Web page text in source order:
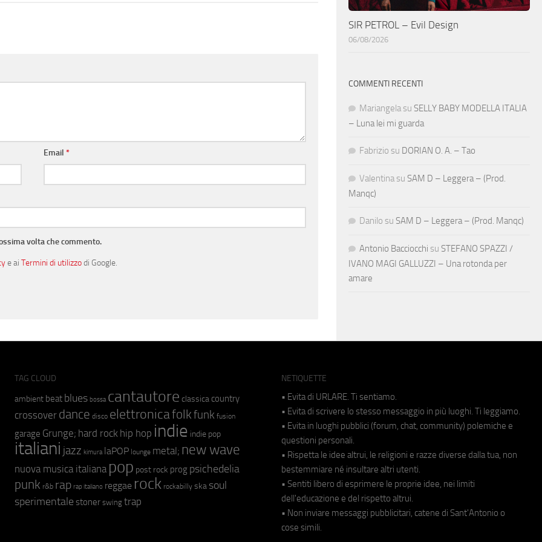
Email*
volta che commento.
e ai Termini di utilizzodi Google.
SIR PETROL – Evil Design
06/08/2026
COMMENTI RECENTI
Mariangela su SELLY BABY MODELLA ITALIA
– Luna lei mi guarda
Fabrizio su DORIAN O. A. – Tao
Valentina su SAM D – Leggera – (Prod.
Manqc)
Danilo su SAM D – Leggera – (Prod. Manqc)
Antonio Bacciocchi su STEFANO SPAZZI /
IVANO MAGI GALLUZZI – Una rotonda per
amare
TAG CLOUD
ambient beat blues bossa cantautore classica country
crossover dance disco elettronicafolkfunk fusion
garage Grunge; hard rock hip hop indie indie pop
italiani jazz kimura laPOP lounge metal; new wave
nuova musica italiana pop post rock prog psichedelia
punk r&b rap rap italiano reggae rock rockabilly ska soul
sperimentale stoner swing trap
NETIQUETTE
• Evita di URLARE. Ti sentiamo.
• Evita di scrivere lo stesso messaggio in più luoghi. Ti leggiamo.
• Evita in luoghi pubblici (forum, chat, community) polemiche e
questioni personali.
• Rispetta le idee altrui, le religioni e razze diverse dalla tua, non
bestemmiare né insultare altri utenti.
• Sentiti libero di esprimere le proprie idee, nei limiti
dell'educazione e del rispetto altrui.
• Non inviare messaggi pubblicitari, catene di Sant'Antonio o
cose simili.